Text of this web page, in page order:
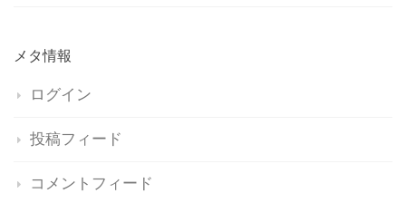
メタ情報
ログイン
投稿フィード
コメントフィード